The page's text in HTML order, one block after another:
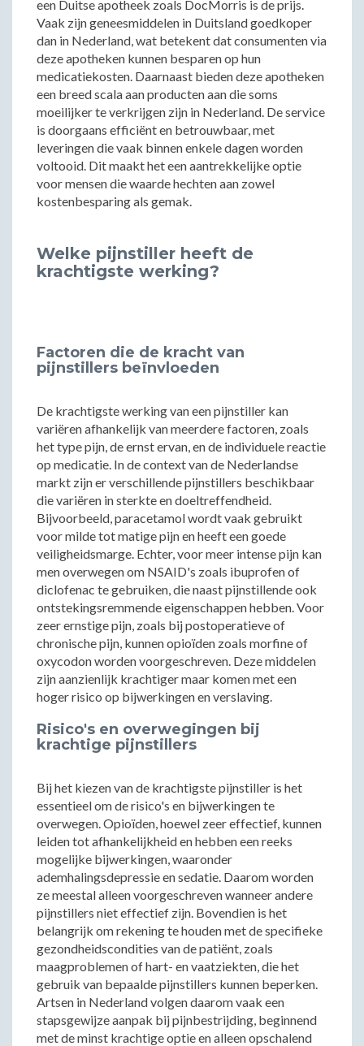
een Duitse apotheek zoals DocMorris is de prijs.
Vaak zijn geneesmiddelen in Duitsland goedkoper
dan in Nederland, wat betekent dat consumenten via
deze apotheken kunnen besparen op hun
medicatiekosten. Daarnaast bieden deze apotheken
een breed scala aan producten aan die soms
moeilijker te verkrijgen zijn in Nederland. De service
is doorgaans efficiënt en betrouwbaar, met
leveringen die vaak binnen enkele dagen worden
voltooid. Dit maakt het een aantrekkelijke optie
voor mensen die waarde hechten aan zowel
kostenbesparing als gemak.
Welke pijnstiller heeft de
krachtigste werking?
Factoren die de kracht van
pijnstillers beïnvloeden
De krachtigste werking van een pijnstiller kan
variëren afhankelijk van meerdere factoren, zoals
het type pijn, de ernst ervan, en de individuele reactie
op medicatie. In de context van de Nederlandse
markt zijn er verschillende pijnstillers beschikbaar
die variëren in sterkte en doeltreffendheid.
Bijvoorbeeld, paracetamol wordt vaak gebruikt
voor milde tot matige pijn en heeft een goede
veiligheidsmarge. Echter, voor meer intense pijn kan
men overwegen om NSAID's zoals ibuprofen of
diclofenac te gebruiken, die naast pijnstillende ook
ontstekingsremmende eigenschappen hebben. Voor
zeer ernstige pijn, zoals bij postoperatieve of
chronische pijn, kunnen opioïden zoals morfine of
oxycodon worden voorgeschreven. Deze middelen
zijn aanzienlijk krachtiger maar komen met een
hoger risico op bijwerkingen en verslaving.
Risico's en overwegingen bij
krachtige pijnstillers
Bij het kiezen van de krachtigste pijnstiller is het
essentieel om de risico's en bijwerkingen te
overwegen. Opioïden, hoewel zeer effectief, kunnen
leiden tot afhankelijkheid en hebben een reeks
mogelijke bijwerkingen, waaronder
ademhalingsdepressie en sedatie. Daarom worden
ze meestal alleen voorgeschreven wanneer andere
pijnstillers niet effectief zijn. Bovendien is het
belangrijk om rekening te houden met de specifieke
gezondheidscondities van de patiënt, zoals
maagproblemen of hart- en vaatziekten, die het
gebruik van bepaalde pijnstillers kunnen beperken.
Artsen in Nederland volgen daarom vaak een
stapsgewijze aanpak bij pijnbestrijding, beginnend
met de minst krachtige optie en alleen opschalend